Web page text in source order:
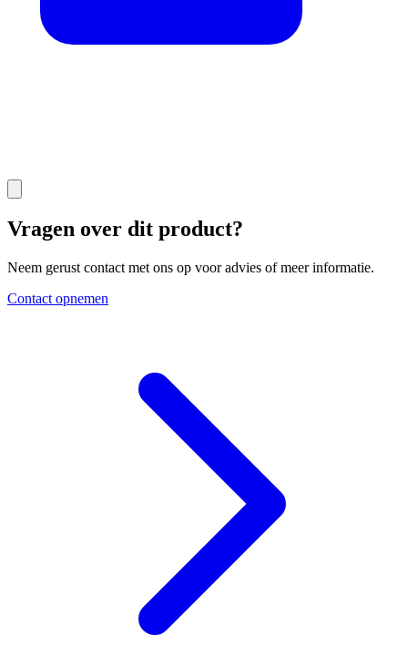
Vragen over dit product?
Neem gerust contact met ons op voor advies of meer informatie.
Contact opnemen